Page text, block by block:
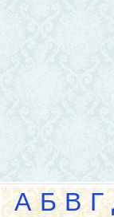
А Б В Г